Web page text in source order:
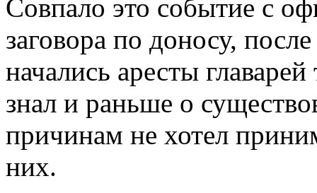
Совпало это событие с
заговора по доносу,
начались аресты
знал и раньше о
причинам не хотел
них.